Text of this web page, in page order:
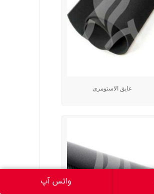
عایق الاستومری
واتس آپ